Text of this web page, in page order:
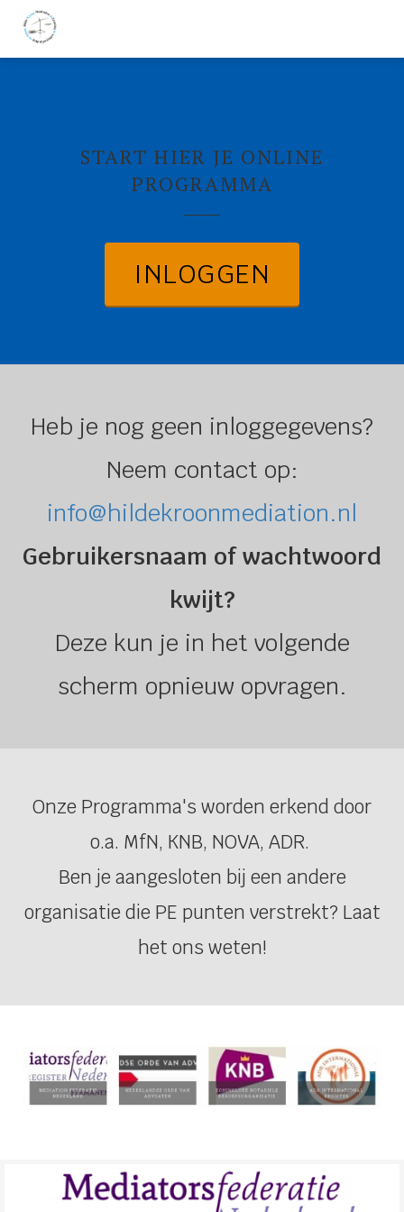
START HIER JE ONLINE
PROGRAMMA
INLOGGEN
Heb je nog geen inloggegevens?
Neem contact op:
info@hildekroonmediation.nl
Gebruikersnaam of wachtwoord
kwijt?
Deze kun je in het volgende
scherm opnieuw opvragen.
Onze Programma's worden erkend door
o.a. MfN, KNB, NOVA, ADR.
Ben je aangesloten bij een andere
organisatie die PE punten verstrekt? Laat
het ons weten!